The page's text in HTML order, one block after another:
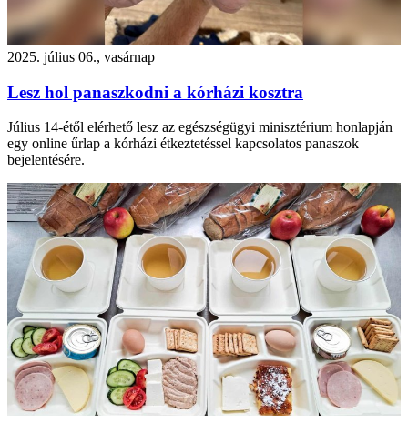
2025. július 06., vasárnap
Lesz hol panaszkodni a kórházi kosztra
Július 14-étől elérhető lesz az egészségügyi minisztérium honlapján
egy online űrlap a kórházi étkeztetéssel kapcsolatos panaszok
bejelentésére.